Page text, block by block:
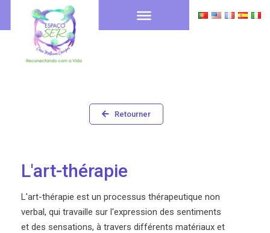
Retourner
L'art-thérapie
L'art-thérapie est un processus thérapeutique non
verbal, qui travaille sur l'expression des sentiments
et des sensations, à travers différents matériaux et